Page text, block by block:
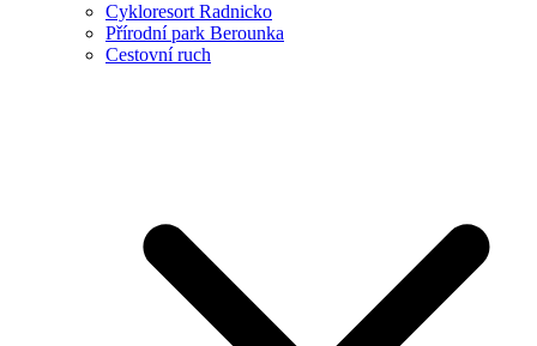
Cykloresort Radnicko
Přírodní park Berounka
Cestovní ruch